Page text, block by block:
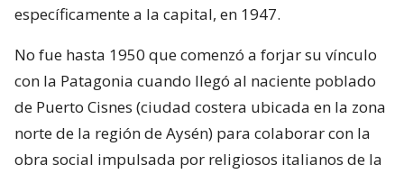
específicamente a la capital, en 1947.
No fue hasta 1950 que comenzó a forjar su vínculo
con la Patagonia cuando llegó al naciente poblado
de Puerto Cisnes (ciudad costera ubicada en la zona
norte de la región de Aysén) para colaborar con la
obra social impulsada por religiosos italianos de la